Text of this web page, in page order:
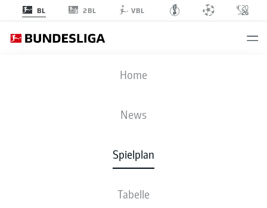
BL 2BL VBL
Home
News
Spielplan
Tabelle
SGE
AUFSTELLUNGEN